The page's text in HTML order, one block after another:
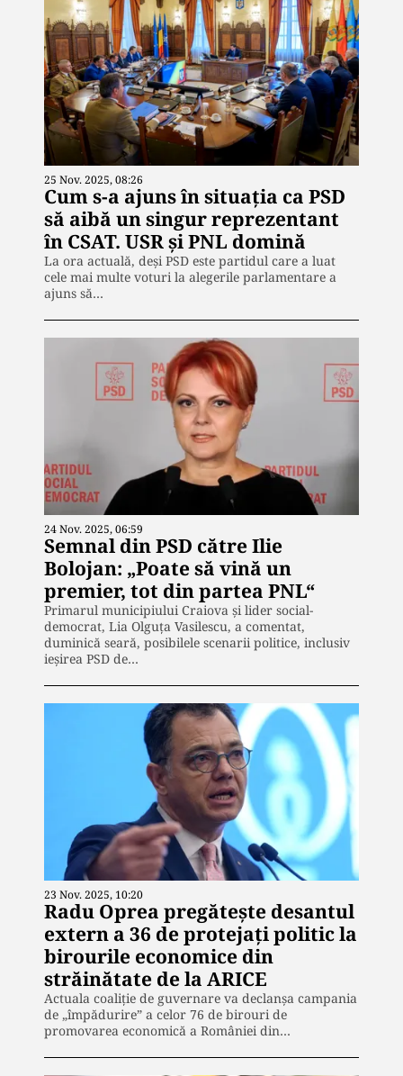
25 Nov. 2025, 08:26
Cum s-a ajuns în situaţia ca PSD
să aibă un singur reprezentant
în CSAT. USR şi PNL domină
La ora actuală, deși PSD este partidul care a luat
cele mai multe voturi la alegerile parlamentare a
ajuns să…
24 Nov. 2025, 06:59
Semnal din PSD către Ilie
Bolojan: „Poate să vină un
premier, tot din partea PNL“
Primarul municipiului Craiova și lider social-
democrat, Lia Olguța Vasilescu, a comentat,
duminică seară, posibilele scenarii politice, inclusiv
ieșirea PSD de…
23 Nov. 2025, 10:20
Radu Oprea pregătește desantul
extern a 36 de protejați politic la
birourile economice din
străinătate de la ARICE
Actuala coaliție de guvernare va declanșa campania
de „împădurire” a celor 76 de birouri de
promovarea economică a României din…